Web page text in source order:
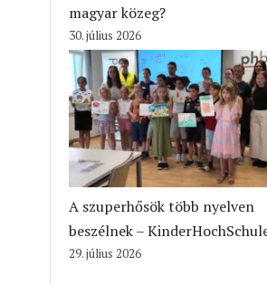
magyar közeg?
30. július 2026
A szuperhősök több nyelven
beszélnek –
29. július 2026